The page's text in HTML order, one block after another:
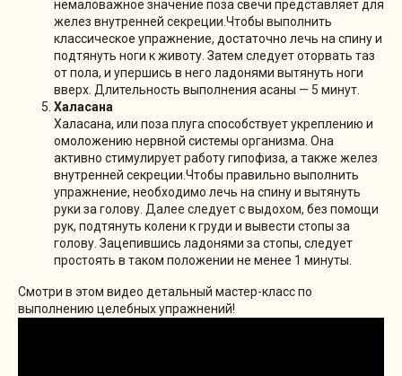
немаловажное значение поза свечи представляет для
желез внутренней секреции.Чтобы выполнить
классическое упражнение, достаточно лечь на спину и
подтянуть ноги к животу. Затем следует оторвать таз
от пола, и упершись в него ладонями вытянуть ноги
вверх. Длительность выполнения асаны — 5 минут.
Халасана
Халасана, или поза плуга способствует укреплению и
омоложению нервной системы организма. Она
активно стимулирует работу гипофиза, а также желез
внутренней секреции.Чтобы правильно выполнить
упражнение, необходимо лечь на спину и вытянуть
руки за голову. Далее следует с выдохом, без помощи
рук, подтянуть колени к груди и вывести стопы за
голову. Зацепившись ладонями за стопы, следует
простоять в таком положении не менее 1 минуты.
Смотри в этом видео детальный мастер-класс по
выполнению целебных упражнений!